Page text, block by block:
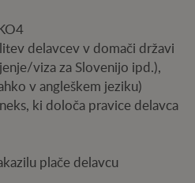
delavcev v domači državi
viza za Slovenijo ipd.),
v angleškem jeziku)
ki določa pravice delavca
plače delavcu